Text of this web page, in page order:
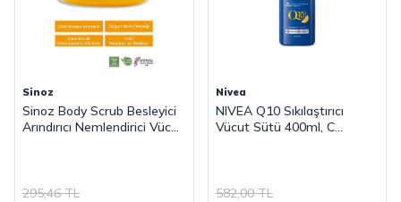
Sinoz
Sinoz Body Scrub Besleyici
Arındırıcı Nemlendirici Vücut
295,46TL
Nivea
NIVEA Q10 Sıkılaştırıcı
Vücut Sütü 400ml, C
582,00TL